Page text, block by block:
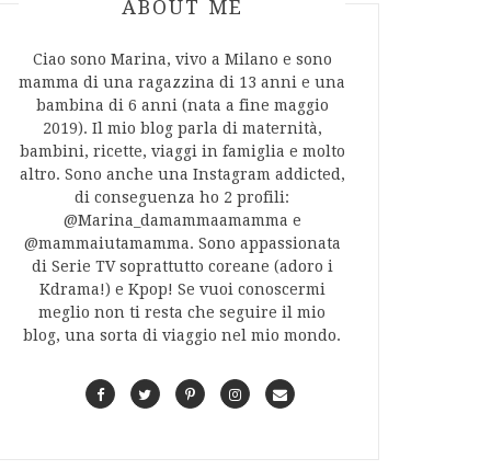
ABOUT ME
Ciao sono Marina, vivo a Milano e sono
mamma di una ragazzina di 13 anni e una
bambina di 6 anni (nata a fine maggio
2019). Il mio blog parla di maternità,
bambini, ricette, viaggi in famiglia e molto
altro. Sono anche una Instagram addicted,
di conseguenza ho 2 profili:
@Marina_damammaamamma e
@mammaiutamamma. Sono appassionata
di Serie TV soprattutto coreane (adoro i
Kdrama!) e Kpop! Se vuoi conoscermi
meglio non ti resta che seguire il mio
blog, una sorta di viaggio nel mio mondo.
F
T
P
I
C